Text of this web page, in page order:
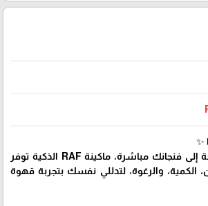
✨
من حبوب البن الطازجة إلى فنجانك مباشرة، ماكينة RAF الذكية توفر
الكمية، والرغوة، لتدللي نفسك بتجربة قهوة